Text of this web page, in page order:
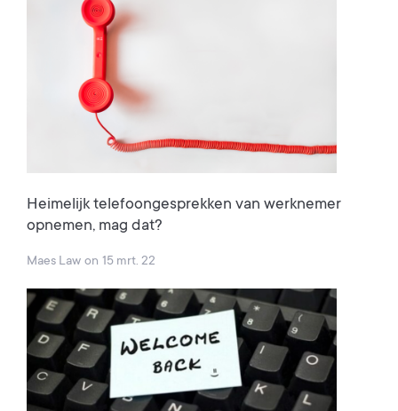
Heimelijk telefoongesprekken van werknemer
opnemen, mag dat?
Maes Law on 15 mrt. 22